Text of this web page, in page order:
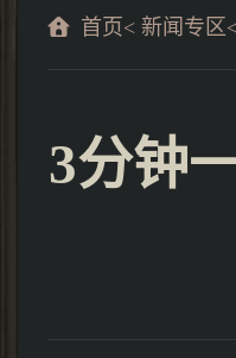
首页< 新闻专区
3分钟